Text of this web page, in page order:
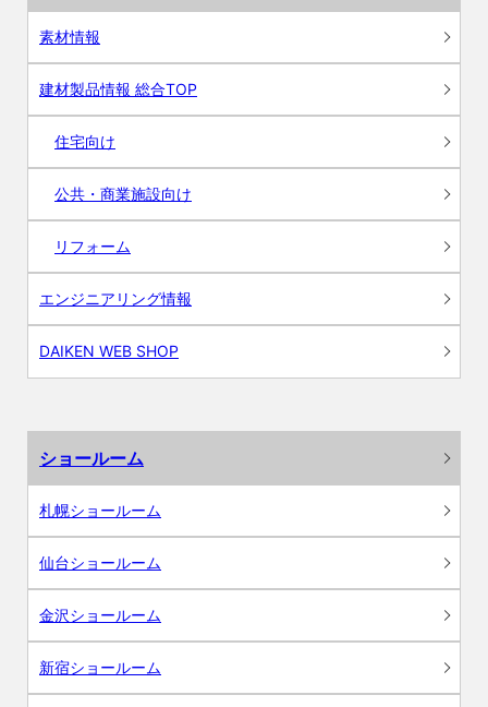
素材情報
建材製品情報 総合TOP
住宅向け
公共・商業施設向け
リフォーム
エンジニアリング情報
DAIKEN WEB SHOP
ショールーム
札幌ショールーム
仙台ショールーム
金沢ショールーム
新宿ショールーム